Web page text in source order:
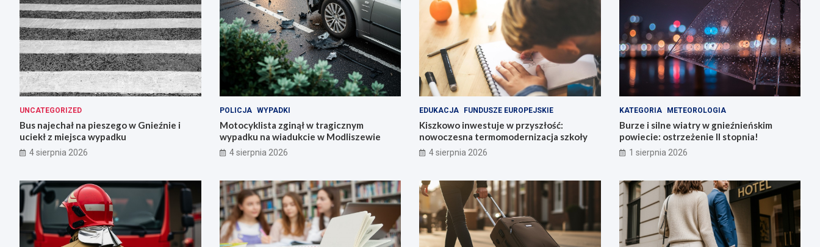
UNCATEGORIZED
Bus najechał na pieszego w Gnieźnie i
uciekł z miejsca wypadku
4 sierpnia 2026
POLICJA WYPADKI
Motocyklista zginął w tragicznym
wypadku na wiadukcie w Modliszewie
4 sierpnia 2026
EDUKACJA FUNDUSZE EUROPEJSKIE
Kiszkowo inwestuje w przyszłość:
nowoczesna termomodernizacja szkoły
4 sierpnia 2026
KATEGORIA METEOROLOGIA
Burze i silne wiatry w gnieźnieńskim
powiecie: ostrzeżenie II stopnia!
1 sierpnia 2026